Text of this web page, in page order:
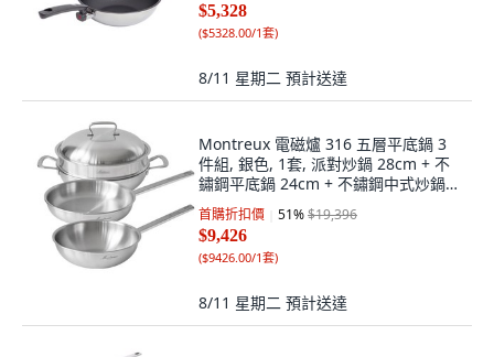
$5,328
($5328.00/1套)
8/11 星期二 預計送達
Montreux 電磁爐 316 五層平底鍋 3
件組, 銀色, 1套, 派對炒鍋 28cm + 不
鏽鋼平底鍋 24cm + 不鏽鋼中式炒鍋
24cm
首購折扣價 51%$19,396
$9,426
($9426.00/1套)
8/11 星期二 預計送達